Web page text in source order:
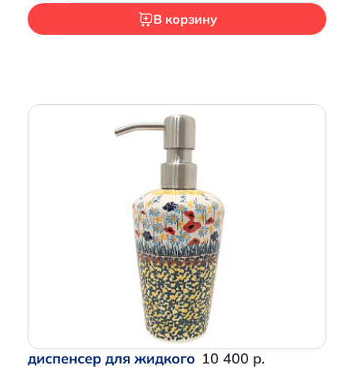
В корзину
диспенсер для жидкого 10 400 р.